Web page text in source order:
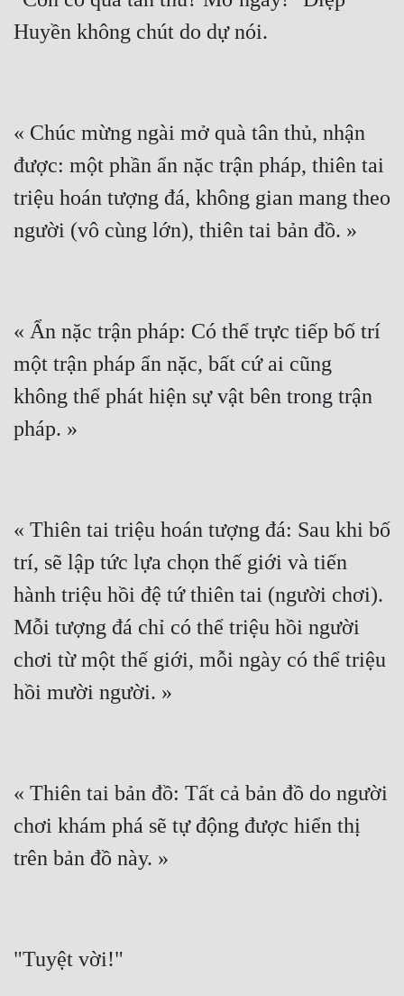
« Chúc mừng ngài mở quà tân thủ, nhận
được: một phần ẩn nặc trận pháp, thiên tai
triệu hoán tượng đá, không gian mang theo
« Ẩn nặc trận pháp: Có thể trực tiếp bố trí
một trận pháp ẩn nặc, bất cứ ai cũng
không thể phát hiện sự vật bên trong trận
« Thiên tai triệu hoán tượng đá: Sau khi bố
trí, sẽ lập tức lựa chọn thế giới và tiến
hành triệu hồi đệ tứ thiên tai (người chơi).
Mỗi tượng đá chỉ có thể triệu hồi người
chơi từ một thế giới, mỗi ngày có thể triệu
« Thiên tai bản đồ: Tất cả bản đồ do người
chơi khám phá sẽ tự động được hiển thị